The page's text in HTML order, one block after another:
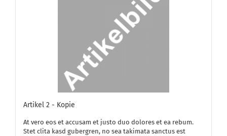
Ar­ti­kel 2 - Kopie
At vero eos et ac­cu­sam et justo duo do­lo­res et ea rebum.
Stet clita kasd gu­ber­gren, no sea ta­ki­ma­ta sanc­tus est